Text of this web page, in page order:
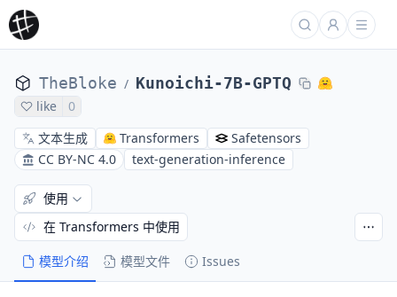
TheBloke / Kunoichi-7B-GPTQ
like
0
文本生成
Transformers
Safetensors
CC BY-NC 4.0
text-generation-inference
模型介绍 模型文件 Issues
使用
在 Transformers 中使用